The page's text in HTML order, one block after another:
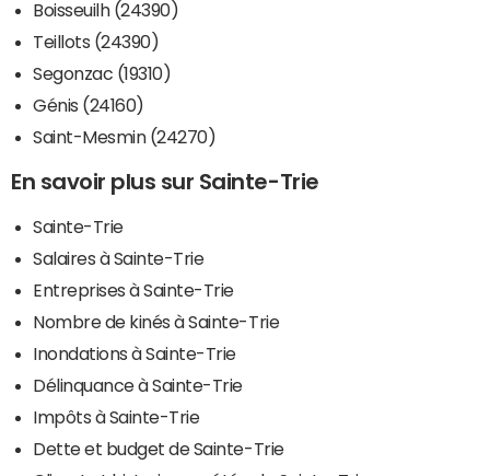
Boisseuilh (24390)
Teillots (24390)
Segonzac (19310)
Génis (24160)
Saint-Mesmin (24270)
En savoir plus sur Sainte-Trie
Sainte-Trie
Salaires à Sainte-Trie
Entreprises à Sainte-Trie
Nombre de kinés à Sainte-Trie
Inondations à Sainte-Trie
Délinquance à Sainte-Trie
Impôts à Sainte-Trie
Dette et budget de Sainte-Trie